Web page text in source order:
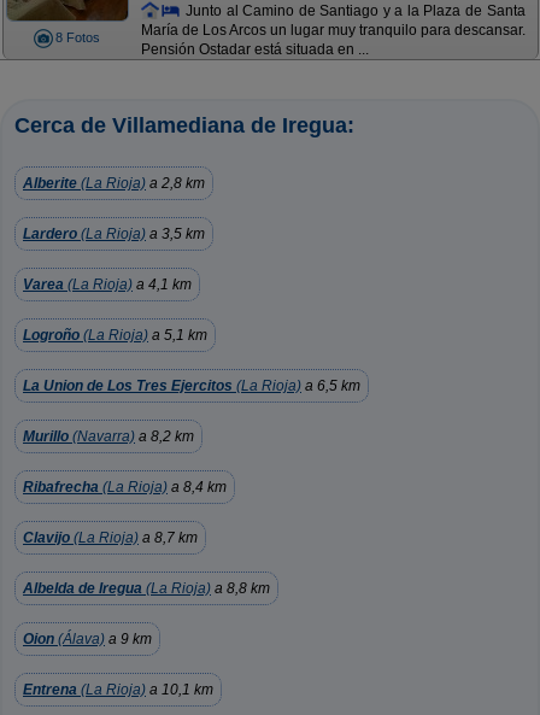
8 Fotos
Junto al Camino de Santiago y a la Plaza de Santa
María de Los Arcos un lugar muy tranquilo para descansar.
Pensión Ostadar está situada en ...
Cerca de Villamediana de Iregua:
Alberite (La Rioja) a 2,8 km
Lardero (La Rioja) a 3,5 km
Varea (La Rioja) a 4,1 km
Logroño (La Rioja) a 5,1 km
La Union de Los Tres Ejercitos (La Rioja) a 6,5 km
Murillo (Navarra) a 8,2 km
Ribafrecha (La Rioja) a 8,4 km
Clavijo (La Rioja) a 8,7 km
Albelda de Iregua (La Rioja) a 8,8 km
Oion (Álava) a 9 km
Entrena (La Rioja) a 10,1 km